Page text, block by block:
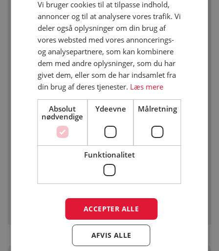
Windsurfing max. 1 km. fra pladsen
Forslag til cykelture i nærområde, som
folder/min. 3 stk. Rute på mindst 10 km.
Udlån af cykler
Udlejning af cykler til betaling
Forslag til vandreture som folder/min. 3 stk. Rute
Naturvandretur med fører min. i højsæsonen max.
5 km. fra pladsen
Vi bruger cookies til at tilpasse indhold,
annoncer og til at analysere vores trafik. Vi
deler også oplysninger om din brug af
vores websted med vores annoncerings-
og analysepartnere, som kan kombinere
dem med andre oplysninger, som du har
givet dem, eller som de har indsamlet fra
din brug af deres tjenester. Læs mere
Absolut
nødvendige
Ydeevne Målretning
Funktionalitet
ACCEPTER ALLE
AFVIS ALLE